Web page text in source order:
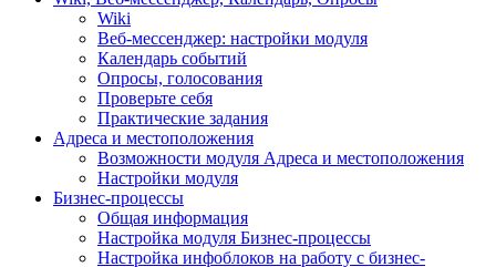
Wiki
Веб-мессенджер: настройки модуля
Календарь событий
Опросы, голосования
Проверьте себя
Практические задания
Адреса и местоположения
Возможности модуля Адреса и местоположения
Настройки модуля
Бизнес-процессы
Общая информация
Настройка модуля Бизнес-процессы
Настройка инфоблоков на работу с бизнес-